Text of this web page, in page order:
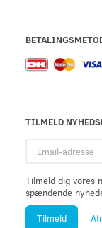
TILMELD
adresse
Tilmeld dig vores
spændende
Tilmeld